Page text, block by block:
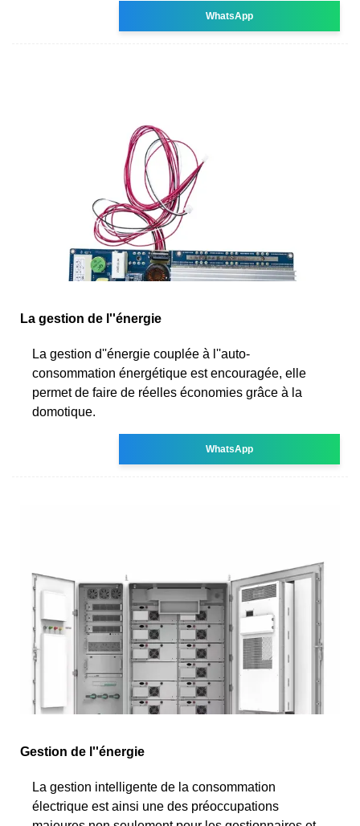
WhatsApp
La gestion de l''énergie
La gestion d''énergie couplée à l''auto-
consommation énergétique est encouragée, elle
permet de faire de réelles économies grâce à la
domotique.
WhatsApp
Gestion de l''énergie
La gestion intelligente de la consommation
électrique est ainsi une des préoccupations